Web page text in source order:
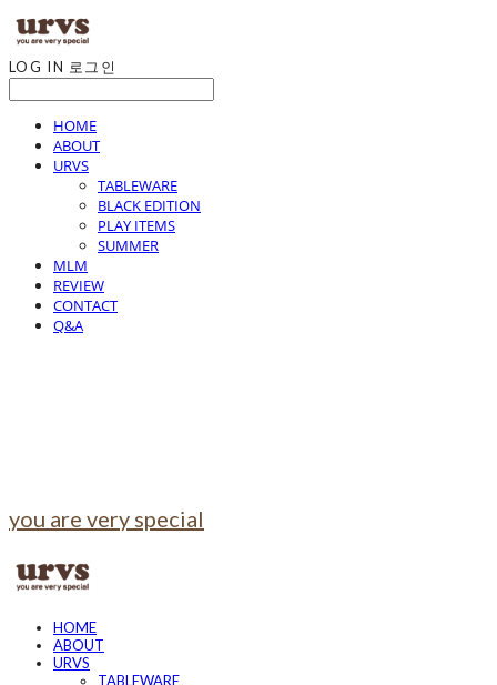
LOG IN 로그인
HOME
ABOUT
URVS
TABLEWARE
BLACK EDITION
PLAY ITEMS
SUMMER
MLM
REVIEW
CONTACT
Q&A
you are very special
HOME
ABOUT
URVS
TABLEWARE